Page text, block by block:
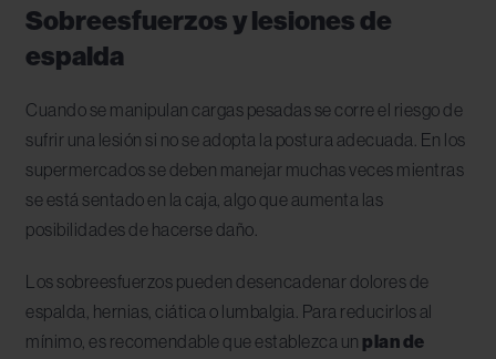
Sobreesfuerzos y lesiones de
espalda
Cuando se manipulan cargas pesadas se corre el riesgo de
sufrir una lesión si no se adopta la postura adecuada. En los
supermercados se deben manejar muchas veces mientras
se está sentado en la caja, algo que aumenta las
posibilidades de hacerse daño.
Los sobreesfuerzos pueden desencadenar dolores de
espalda, hernias, ciática o lumbalgia. Para reducirlos al
mínimo, es recomendable que establezca un plan de